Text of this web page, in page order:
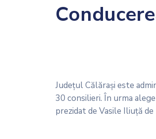
Județul Călărași este
30 consilieri. În urma
prezidat de Vasile Iliuță de